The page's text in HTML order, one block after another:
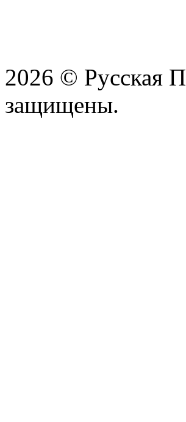
2026 © Русская
защищены.